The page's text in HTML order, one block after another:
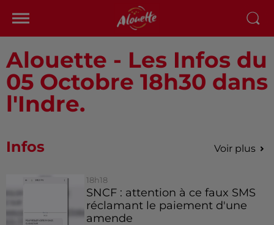
Alouette - Les Infos du
05 Octobre 18h30 dans
l'Indre.
Infos Voir plus
18h18
SNCF : attention à ce faux SMS
réclamant le paiement d'une
amende